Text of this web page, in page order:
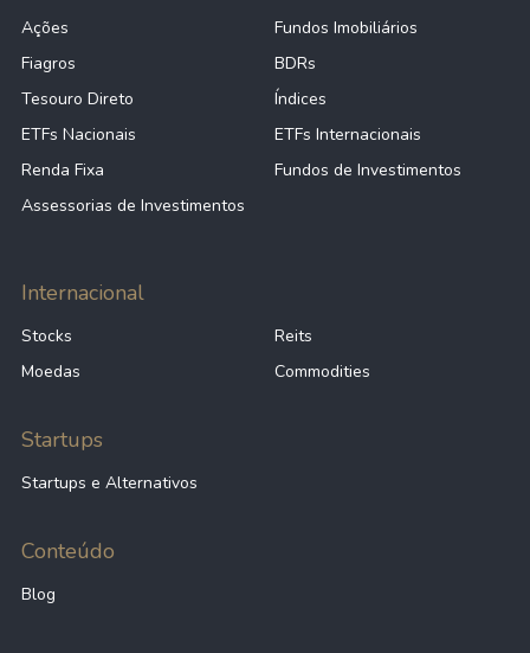
Ações
Fundos Imobiliários
Fiagros
BDRs
Tesouro Direto
Índices
ETFs Nacionais
ETFs Internacionais
Renda Fixa
Fundos de Investimentos
Assessorias de Investimentos
Internacional
Stocks
Reits
Moedas
Commodities
Startups
Startups e Alternativos
Conteúdo
Blog